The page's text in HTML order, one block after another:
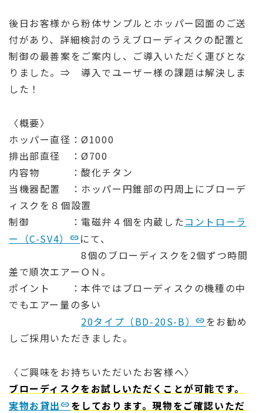
後日お客様から粉体サンプルとホッパー図面のご送
付があり、詳細検討のうえブローディスクの配置と
制御の最善案をご案内し、ご導入いただく運びとな
りました。⇒ 導入でユーザー様の課題は解決しま
した！
〈概要〉
ホッパー直径：Ø1000
排出部直径 ：Ø700
内容物 ：酸化チタン
当機器配置 ：ホッパー円錐部の円周上にブローデ
ィスクを８個設置
制御 ：電磁弁４個を内蔵したコントローラ
ー（C-SV4）
にて、
8個のブローディスクを2個ずつ時間
差で順次エアーＯＮ。
ポイント ：本件ではブローディスクの機種の中
でもエアー量の多い
20タイプ（BD-20S-B）
をお勧め
しご採用いただきました。
〈ご興味をお持ちいただいたお客様へ〉
ブローディスクをお試しいただくことが可能です。
実物お貸出
をしております。現物をご確認いただ